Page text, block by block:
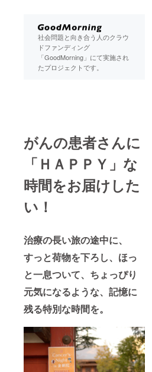
社会問題と向き合う人のクラウ
ドファンディング
「GoodMorning」にて実施され
たプロジェクトです。
がんの患者さんに
「ＨＡＰＰＹ」な
時間をお届けした
い！
治療の長い旅の途中に、
すっと荷物を下ろし、ほっ
と一息ついて、ちょっぴり
元気になるような、記憶に
残る特別な時間を。